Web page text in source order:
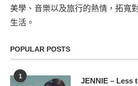
美學、音樂以及旅行的熱情，拓寬
生活。
POPULAR POSTS
1
JENNIE – Less